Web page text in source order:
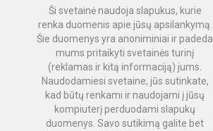
Ši svetainė naudoja slapukus, kurie
renka duomenis apie jūsų apsilankymą.
Šie duomenys yra anoniminiai ir padeda
mums pritaikyti svetainės turinį
(reklamas ir kitą informaciją) jums.
Naudodamiesi svetaine, jūs sutinkate,
kad būtų renkami ir naudojami į jūsų
kompiuterį perduodami slapukų
duomenys. Savo sutikimą galite bet